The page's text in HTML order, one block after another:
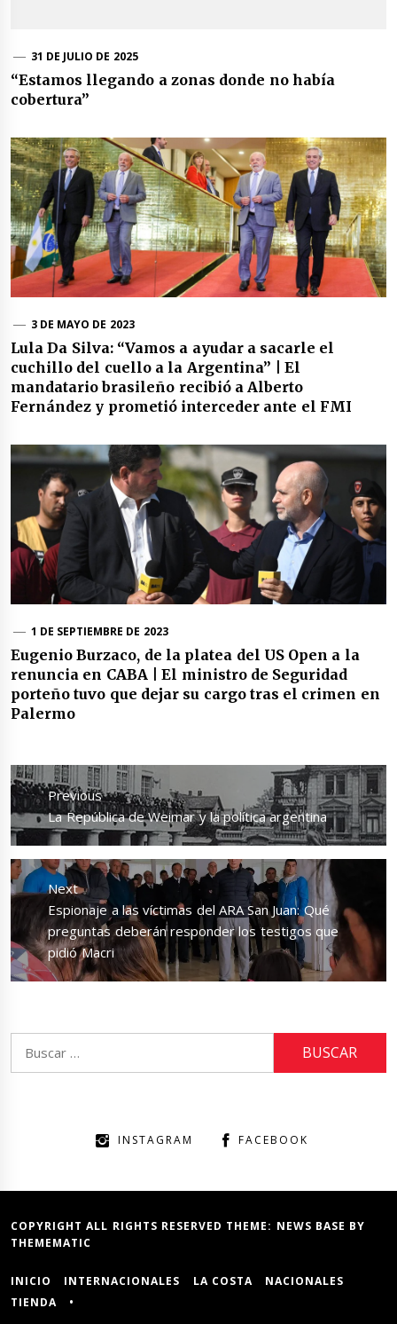
31 DE JULIO DE 2025
“Estamos llegando a zonas donde no había
cobertura”
3 DE MAYO DE 2023
Lula Da Silva: “Vamos a ayudar a sacarle el
cuchillo del cuello a la Argentina” | El
mandatario brasileño recibió a Alberto
Fernández y prometió interceder ante el FMI
1 DE SEPTIEMBRE DE 2023
Eugenio Burzaco, de la platea del US Open a la
renuncia en CABA | El ministro de Seguridad
porteño tuvo que dejar su cargo tras el crimen en
Palermo
Navegación
de
entradas
Previous
Previous
post:
La República de Weimar y la política argentina
Next
Next
post:
Espionaje a las víctimas del ARA San Juan: Qué
preguntas deberán responder los testigos que
pidió Macri
INSTAGRAM FACEBOOK
COPYRIGHT ALL RIGHTS RESERVED THEME: NEWS BASE BY
THEMEMATIC
INICIO INTERNACIONALES LA COSTA
NACIONALES
TIENDA
•